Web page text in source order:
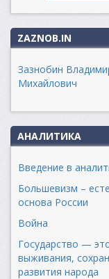
ZAZNOB.IN
Зазнобин
Михайлович
АНАЛИТИКА
Введение в
Большевизм –
основа России
Война
Государство —
выживания,
развития народа